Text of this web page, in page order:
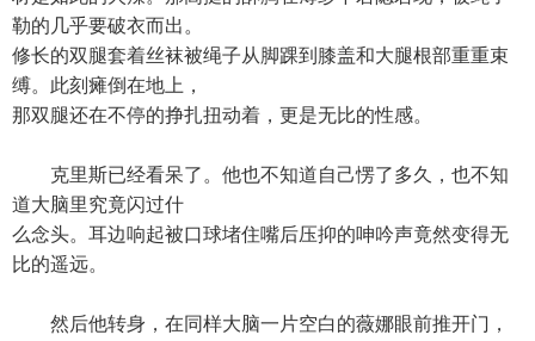
勒的几乎要破衣而出。
修长的双腿套着丝袜被绳子从脚踝到膝盖和大腿根部重重束
缚。此刻瘫倒在地上，
那双腿还在不停的挣扎扭动着，更是无比的性感。
克里斯已经看呆了。他也不知道自己愣了多久，也不知
道大脑里究竟闪过什
么念头。耳边响起被口球堵住嘴后压抑的呻吟声竟然变得无
比的遥远。
然后他转身，在同样大脑一片空白的薇娜眼前推开门，